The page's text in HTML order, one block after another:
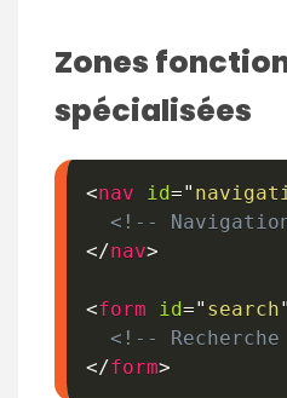
Zones
spécialisées
<nav id="
<!--
</nav>
<form id=" search"
<!--
</form>